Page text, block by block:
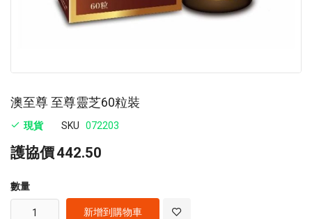
澳至尊 至尊靈芝60粒裝
現貨 SKU 072203
護協價442.50
數量
新增到購物車